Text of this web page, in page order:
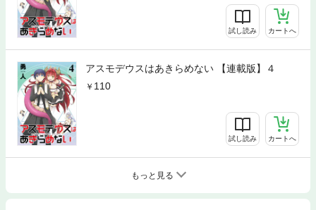
試し読み カートへ
アスモデウスはあきらめない 【連載版】４
110
試し読み カートへ
もっと見る